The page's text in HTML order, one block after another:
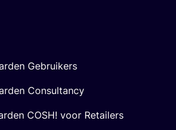
Gebruikers
Consultancy
COSH! voor Retailers